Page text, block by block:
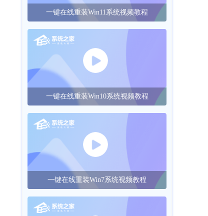
一键在线重装Win11系统视频教程
一键在线重装Win10系统视频教程
一键在线重装Win7系统视频教程